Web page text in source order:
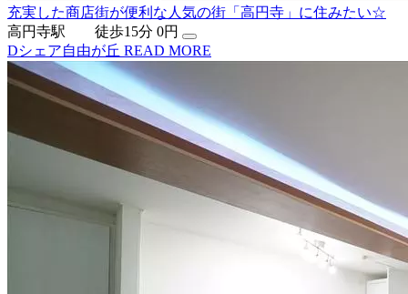
充実した商店街が便利な人気の街「高円寺」に住みたい☆
高円寺駅 徒歩15分 0円
Dシェア自由が丘 READ MORE